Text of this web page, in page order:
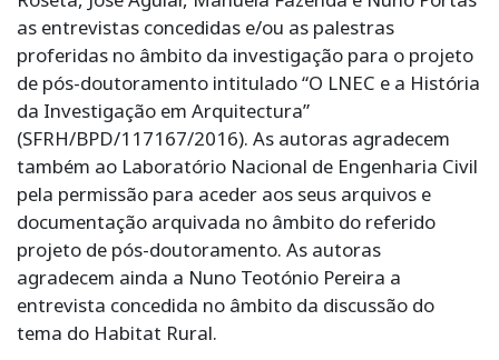
as entrevistas concedidas e/ou as palestras
proferidas no âmbito da investigação para o projeto
de pós-doutoramento intitulado “O LNEC e a História
da Investigação em Arquitectura”
(SFRH/BPD/117167/2016). As autoras agradecem
também ao Laboratório Nacional de Engenharia Civil
pela permissão para aceder aos seus arquivos e
documentação arquivada no âmbito do referido
projeto de pós-doutoramento. As autoras
agradecem ainda a Nuno Teotónio Pereira a
entrevista concedida no âmbito da discussão do
tema do Habitat Rural.